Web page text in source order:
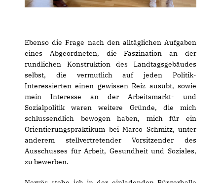
Ebenso die Frage nach den alltäglichen Aufgaben
eines Abgeordneten, die Faszination an der
rundlichen Konstruktion des Landtagsgebäudes
selbst, die vermutlich auf jeden Politik-
Interessierten einen gewissen Reiz ausübt, sowie
mein Interesse an der Arbeitsmarkt- und
Sozialpolitik waren weitere Gründe, die mich
schlussendlich bewogen haben, mich für ein
Orientierungspraktikum bei Marco Schmitz, unter
anderem stellvertretender Vorsitzender des
Ausschusses für Arbeit, Gesundheit und Soziales,
zu bewerben.